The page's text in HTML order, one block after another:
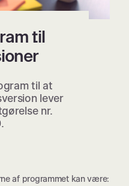
til
til at
lever
nr.
af programmet kan være: